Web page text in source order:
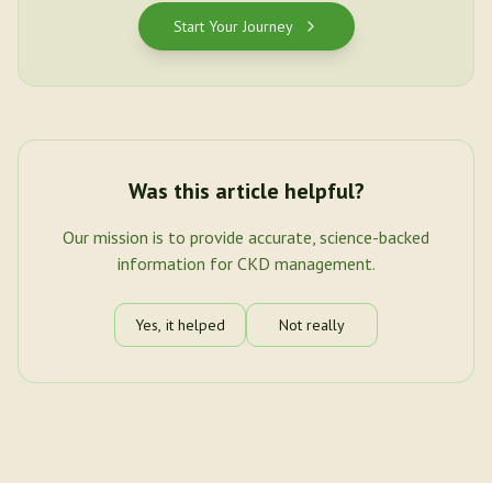
Start Your Journey
Was this article helpful?
Our mission is to provide accurate, science-backed
information for CKD management.
Yes, it helped Not really